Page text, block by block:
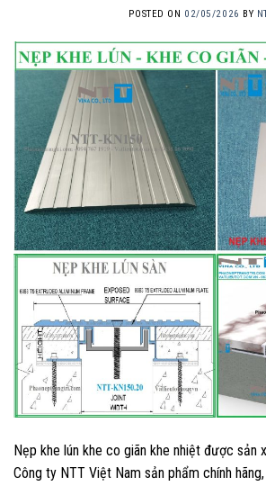
POSTED ON 02/05/2026 BY
Nẹp khe lún khe co giãn khe nhiệt được sản
Công ty NTT Việt Nam sản phẩm chính